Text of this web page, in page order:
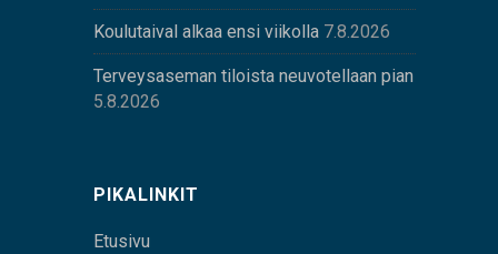
Koulutaival alkaa ensi viikolla 7.8.2026
Terveysaseman tiloista neuvotellaan pian
5.8.2026
PIKALINKIT
Etusivu